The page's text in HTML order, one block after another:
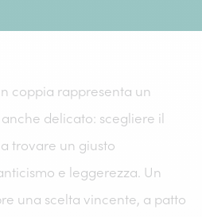
coppia rappresenta un
delicato: scegliere il
trovare un giusto
e leggerezza. Un
una scelta vincente, a patto